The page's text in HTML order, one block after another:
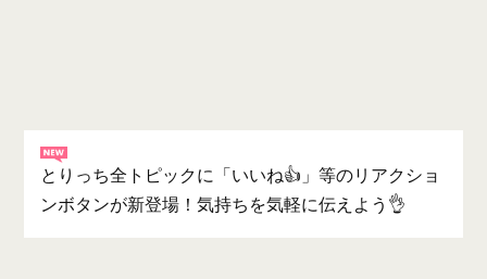
とりっち全トピックに「いいね👍」等のリアクショ
ンボタンが新登場！気持ちを気軽に伝えよう👌